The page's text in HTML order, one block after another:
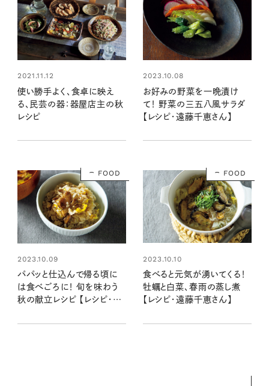
2021.11.12
使い勝手よく、食卓に映え
る、民芸の器：器屋店主の秋
レシピ
2023.10.08
お好みの野菜を一晩漬け
て！ 野菜の三五八風サラダ
【レシピ・遠藤千恵さん】
FOOD
2023.10.09
パパッと仕込んで帰る頃に
は食べごろに！ 旬を味わう
秋の献立レシピ 【レシピ・遠
FOOD
2023.10.10
食べると元気が湧いてくる！
牡蠣と白菜、春雨の蒸し煮
【レシピ・遠藤千恵さん】